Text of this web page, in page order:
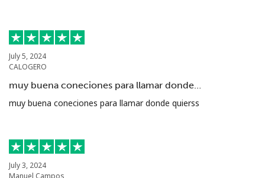
July 5, 2024
CALOGERO
muy buena coneciones para llamar donde…
muy buena coneciones para llamar donde quierss
July 3, 2024
Manuel Campos